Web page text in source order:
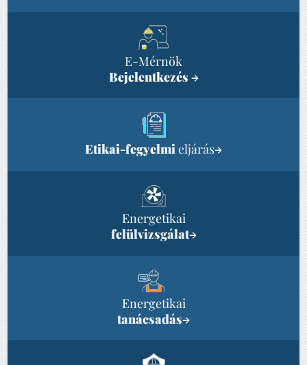
E-Mérnök
Bejelentkezés →
Etikai-fegyelmieljárás→
Energetikai
felülvizsgálat→
Energetikai
tanácsadás→